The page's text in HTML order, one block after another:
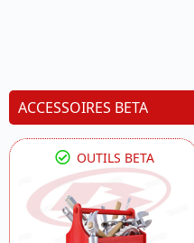
ACCESSOIRES BETA
OUTILS BETA